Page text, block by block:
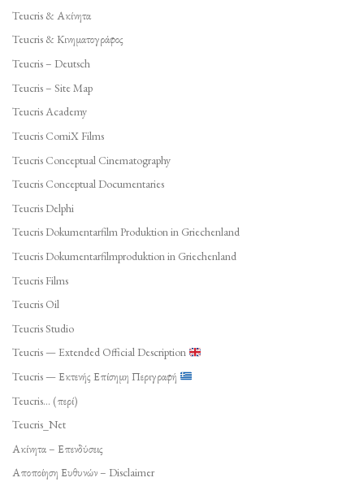
Teucris & Ακίνητα
Teucris & Κινηματογράφος
Teucris – Deutsch
Teucris – Site Map
Teucris Academy
Teucris ComiX Films
Teucris Conceptual Cinematography
Teucris Conceptual Documentaries
Teucris Delphi
Teucris Dokumentarfilm Produktion in Griechenland
Teucris Dokumentarfilmproduktion in Griechenland
Teucris Films
Teucris Oil
Teucris Studio
Teucris — Extended Official Description
Teucris — Εκτενής Επίσημη Περιγραφή
Teucris… (περί)
Teucris_Net
Ακίνητα – Επενδύσεις
Αποποίηση Ευθυνών – Disclaimer